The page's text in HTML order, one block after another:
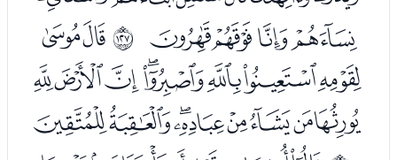
ﮣﮤﮥﮦ ﱾﮨﮩ
ﮪﮫﮬﮭﮮﮯﮰﮱ
ﯓﯔﯕﯖﯗﯘﯙﯚ